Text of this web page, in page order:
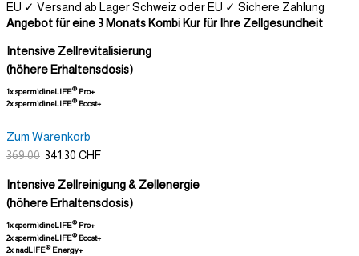
EU ✓ Versand ab Lager Schweiz oder EU ✓ Sichere Zahlung
Angebot für eine 3 Monats Kombi Kur für Ihre Zellgesundheit
Intensive Zellrevitalisierung
(höhere Erhaltensdosis)
1x spermidineLIFE®Pro+
2x spermidineLIFE® Boost+
Zum Warenkorb
369.00 341.30 CHF
Intensive Zellreinigung & Zellenergie
(höhere Erhaltensdosis)
1x spermidineLIFE® Pro+
2x spermidineLIFE®Boost+
2x nadLIFE®Energy+